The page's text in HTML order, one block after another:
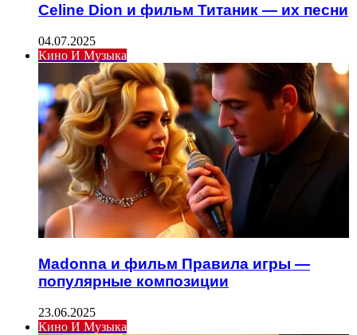
Celine Dion и фильм Титаник — их песни
04.07.2025
Кино И Музыка
Madonna и фильм Правила игры —
популярные композиции
23.06.2025
Кино И Музыка